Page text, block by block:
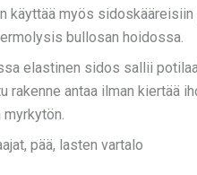
käyttää myös
bullosan hoidossa.
elastinen sidos sallii
rakenne antaa ilman kiertää
pää, lasten vartalo